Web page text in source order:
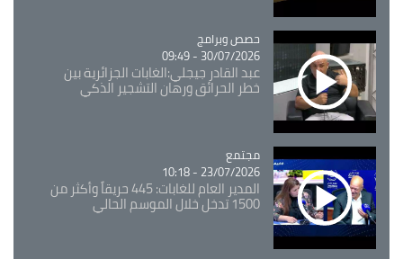
Catégorie
حصص وبرامج
30/07/2026 - 09:49
عبد القادر جيجلي:الغابات الجزائرية بين
خطر الحرائق ورهان التشجير الذكي
Catégorie
مجتمع
23/07/2026 - 10:18
المدير العام للغابات: 445 حريقاً وأكثر من
1500 تدخل خلال الموسم الحالي